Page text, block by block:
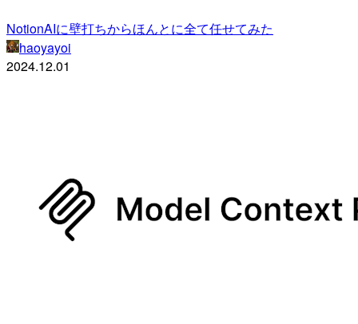
NotionAIに壁打ちからほんとに全て任せてみた
haoyayoi
2024.12.01